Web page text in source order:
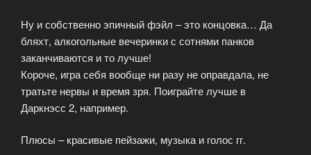
Ну и собственно эпичный фэйл – это концовка… Да
бляхт, алкогольные вечеринки с сотнями панков
заканчиваются и то лучше!
Короче, игра себя вообще ни разу не оправдала, не
тратьте нервы и время зря. Поиграйте лучше в
Даркнэсс 2, например.
Плюсы – красивые пейзажи, музыка и голос гг.